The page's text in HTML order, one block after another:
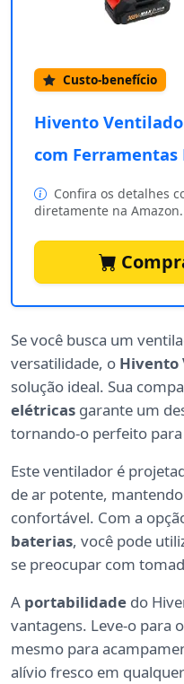
Custo-benefício
Hivento
com Ferramentas
Confira os detalhes
diretamente na Amazon.
Se você busca um
versatilidade, o Hivento
solução ideal. Sua
elétricas garante um
tornando-o perfeito
Este ventilador é
de ar potente,
confortável. Com a
baterias, você pode
se preocupar com
A portabilidade do
vantagens. Leve-o para
mesmo para
alívio fresco em